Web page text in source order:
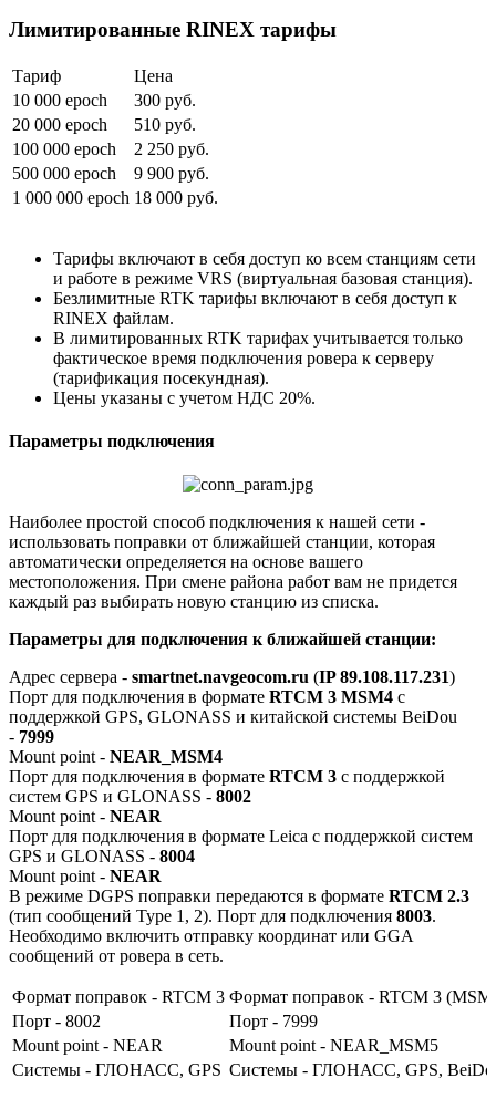
Лимитированные RINEX тарифы
Тариф
Цена
10 000 epoch
300 руб.
20 000 epoch
510 руб.
100 000 epoch
2 250 руб.
500 000 epoch
9 900 руб.
1 000 000 epoch 18 000 руб.
Тарифы включают в себя доступ ко всем станциям сети
и работе в режиме VRS (виртуальная базовая станция).
Безлимитные RTK тарифы включают в себя доступ к
RINEX файлам.
В лимитированных RTK тарифах учитывается только
фактическое время подключения ровера к серверу
(тарификация посекундная).
Цены указаны с учетом НДС 20%.
Параметры подключения
Наиболее простой способ подключения к нашей сети -
использовать поправки от ближайшей станции, которая
автоматически определяется на основе вашего
местоположения. При смене района работ вам не придется
каждый раз выбирать новую станцию из списка.
Параметры для подключения к ближайшей станции:
Адрес сервера - smartnet.navgeocom.ru (IP 89.108.117.231)
Порт для подключения в формате RTCM 3 MSM4 с
поддержкой GPS, GLONASS и китайской системы BeiDou
- 7999
Mount point - NEAR_MSM4
Порт для подключения в формате RTCM 3 с поддержкой
систем GPS и GLONASS - 8002
Mount point - NEAR
Порт для подключения в формате Leica с поддержкой систем
GPS и GLONASS - 8004
Mount point - NEAR
В режиме DGPS поправки передаются в формате RTCM 2.3
(тип сообщений Type 1, 2). Порт для подключения 8003.
Необходимо включить отправку координат или GGA
сообщений от ровера в сеть.
Формат поправок - RTCM 3 Формат поправок - RTCM 3
Порт - 8002
Порт - 7999
Mount point - NEAR
Mount point - NEAR_MSM5
Системы - ГЛОНАСС, GPS Системы - ГЛОНАСС, GPS,